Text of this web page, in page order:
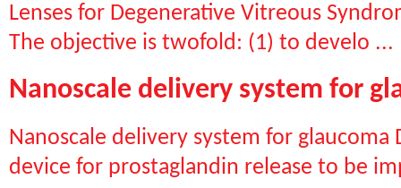
Lenses for Degenerative Vitreous
The objective is twofold: (1) to develo ...
Nanoscale delivery system for
Nanoscale delivery system for glaucoma
device for prostaglandin release to be